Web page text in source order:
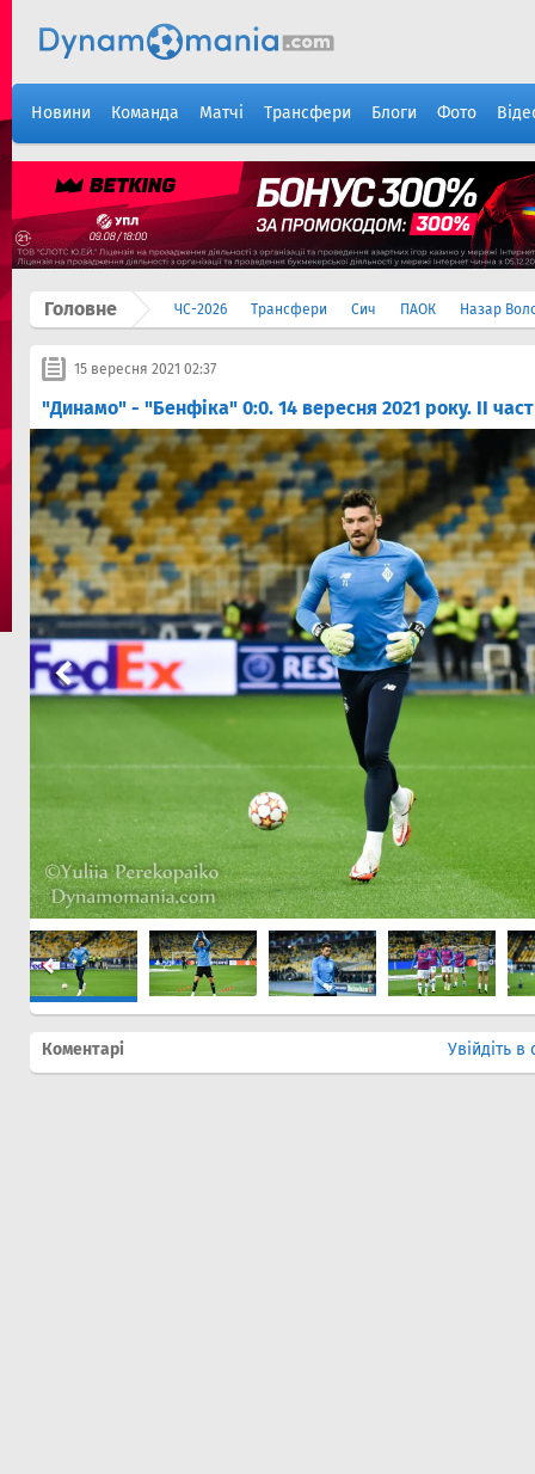
Новини Команда Матчі Трансфери Блоги Фото
Головне ЧС-2026 Трансфери Сич ПАОК Назар
15 вересня 2021 02:37
"Динамо" - "Бенфіка" 0:0. 14 вересня 2021 року. II
Коментарі Увійдіть в